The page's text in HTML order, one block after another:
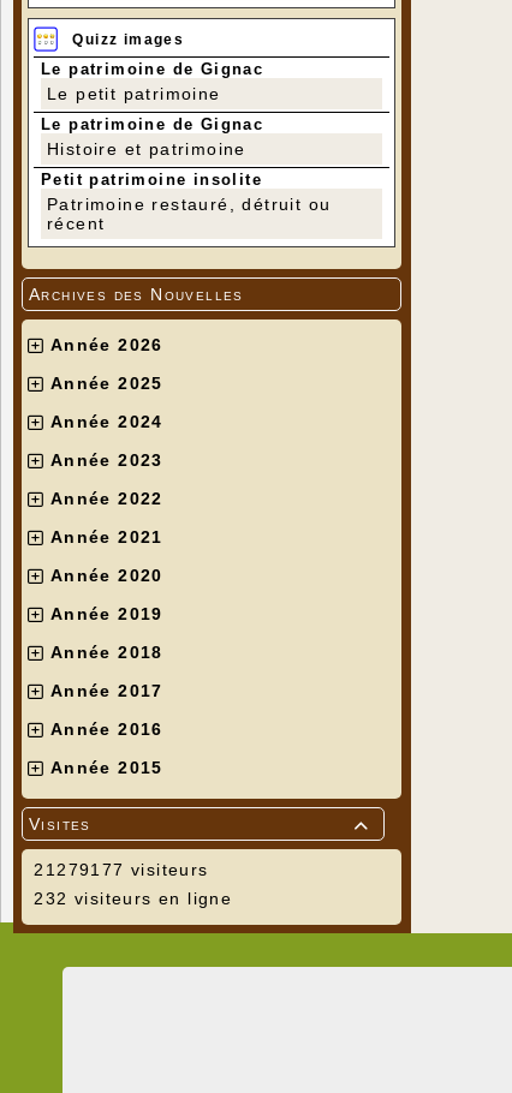
Quizz images
Le patrimoine de Gignac
Le petit patrimoine
Le patrimoine de Gignac
Histoire et patrimoine
Petit patrimoine insolite
Patrimoine restauré, détruit ou
récent
Archives des Nouvelles
Année 2026
Année 2025
Année 2024
Année 2023
Année 2022
Année 2021
Année 2020
Année 2019
Année 2018
Année 2017
Année 2016
Année 2015

Visites
21279177 visiteurs
232 visiteurs en ligne